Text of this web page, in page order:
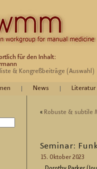
für den Inhalt:
& Kongreßbeiträge (Auswahl)
News Literatur
« Ro­bus­te & sub­ti­le
Se­mi­nar:
15. Ok­to­ber 2023